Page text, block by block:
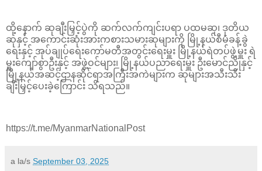
ထို့နောက် ဆုချီးမြှင့်ပွဲကို ဆက်လက်ကျင်းပရာ ပထမဆု၊ ဒုတိယ
ဆုနှင့် အကောင်းဆုံးအားကစားသမားဆုများကို မြို့နယ်စီမံခန့်ခွဲ
ရေးနှင့် အုပ်ချုပ်ရေးကော်မတီအတွင်းရေးမှူး မြို့နယ်ရဲတပ်ဖွဲ့မှူး ရဲ
မှူးကျော်စွာဦးနှင့် အဖွဲ့ဝင်များ၊ မြို့နယ်ပညာရေးမှူး ဦးမောင်ညိုနှင့်
မြို့နယ်အဆင့်ဌာနဆိုင်ရာအကြီးအကဲများက ဆုများအသီးသီး
ချီးမြှင့်ပေးခဲ့ကြောင်း သိရသည်။
https://t.me/MyanmarNationalPost
a la/s September 03, 2025